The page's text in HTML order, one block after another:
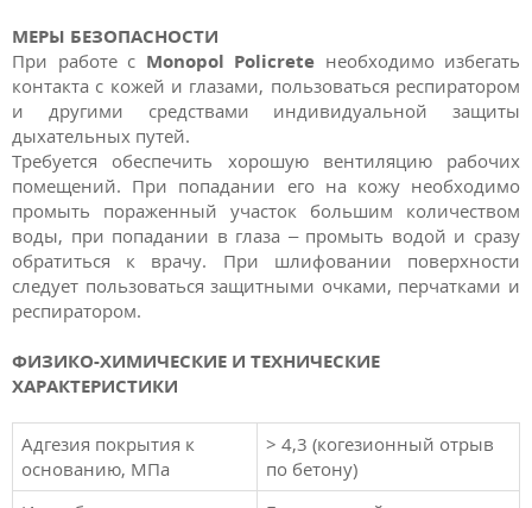
МЕРЫ БЕЗОПАСНОСТИ
При работе с Monopol Policrete необходимо избегать
контакта с кожей и глазами, пользоваться респиратором
и другими средствами индивидуальной защиты
дыхательных путей.
Требуется обеспечить хорошую вентиляцию рабочих
помещений. При попадании его на кожу необходимо
промыть пораженный участок большим количеством
воды, при попадании в глаза – промыть водой и сразу
обратиться к врачу. При шлифовании поверхности
следует пользоваться защитными очками, перчатками и
респиратором.
ФИЗИКО-ХИМИЧЕСКИЕ И ТЕХНИЧЕСКИЕ
ХАРАКТЕРИСТИКИ
Адгезия покрытия к
основанию, МПа
> 4,3 (когезионный отрыв
по бетону)